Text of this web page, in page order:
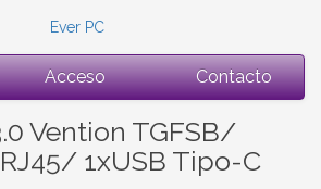
Ever PC
Acceso Contacto
Vention TGFSB/
1xUSB Tipo-C